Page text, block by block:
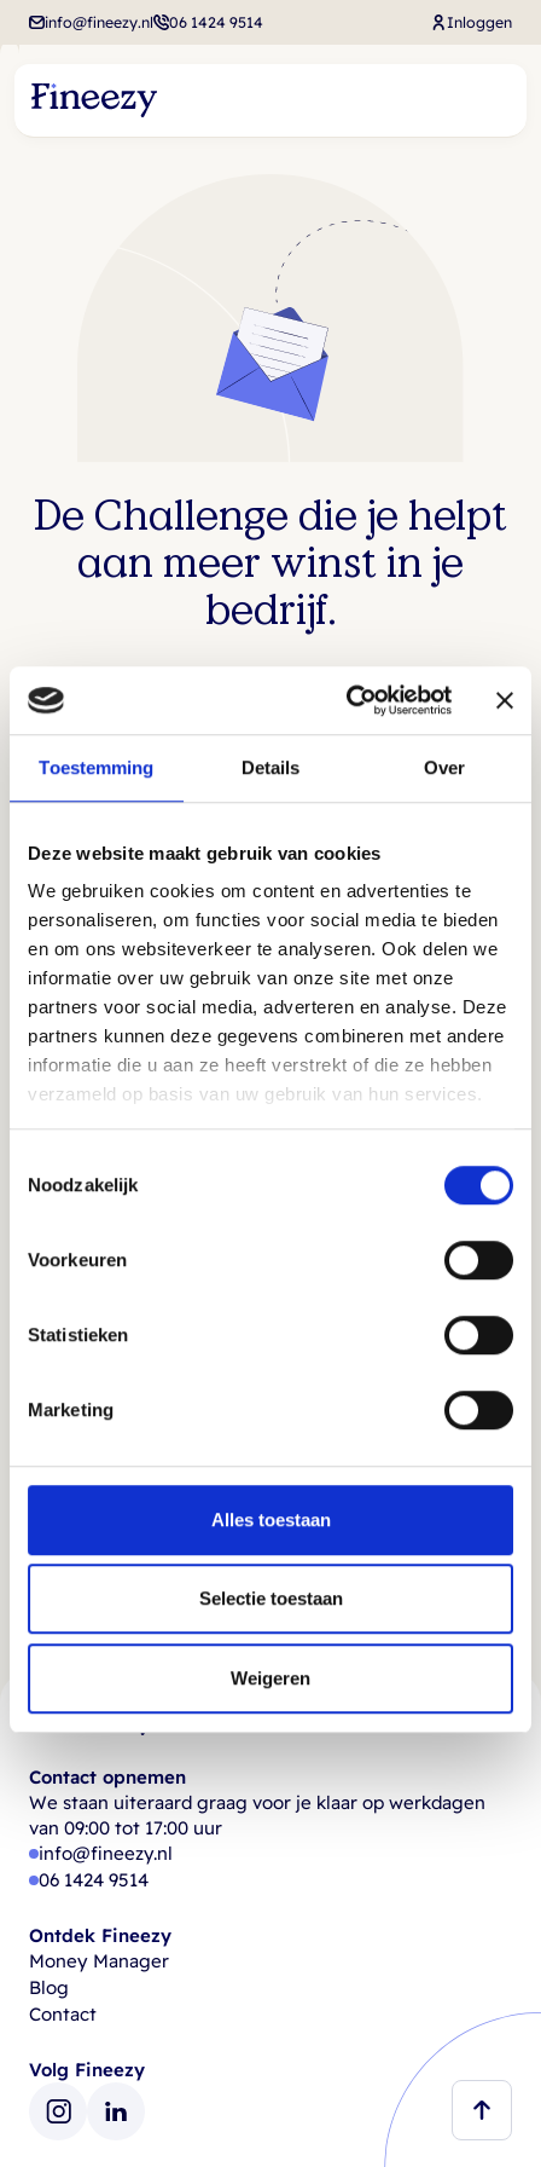
Toestemming Details Over
Deze website maakt gebruik van cookies
We gebruiken cookies om content en advertenties te
personaliseren, om functies voor social media te bieden
en om ons websiteverkeer te analyseren. Ook delen we
informatie over uw gebruik van onze site met onze
partners voor social media, adverteren en analyse. Deze
partners kunnen deze gegevens combineren met andere
informatie die u aan ze heeft verstrekt of die ze hebben
verzameld op basis van uw gebruik van hun services.
Noodzakelijk
Voorkeuren
Statistieken
Marketing
Alles toestaan
Selectie toestaan
Weigeren
info@fineezy.nl 06 1424 9514 Inloggen
De Challenge die je helpt
aan meer winst in je
bedrijf.
je geld en cash op je bankrekening.
Doe mee aande gratis Challenge van 13 t/m 15
mei e
lke dagvan 9 tot 10 uur
Krijg 30 dagen gratis
toegang tot Fineezy.
Maak je winstplanvoor 2024 (we hebben best nog
wat maanden te gaan)
Zet je schrapvoor jouw persoonlijke dashboard
waarin je ziet hoe je ervoor staat.
We doen dit livezodat je al je vragen kunt stellen en
leren van andere ondernemers.
Voor ondernemers die werken metmeerdere
zakelijke rekeningen (potjes) voor overzicht.
mij ook aan voor de nieuwsbrief.
Contact opnemen
We staan uiteraard graag voor je klaar op werkdagen
van 09:00 tot 17:00 uur
info@fineezy.nl
06 1424 9514
Ontdek Fineezy
Money Manager
Blog
Contact
Volg Fineezy